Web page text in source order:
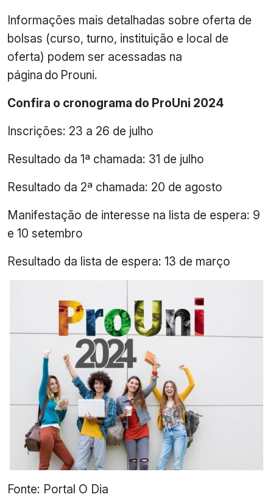
Informações mais detalhadas sobre oferta de
bolsas (curso, turno, instituição e local de
oferta) podem ser acessadas na
página do Prouni.
Confira o cronograma do ProUni 2024
Inscrições: 23 a 26 de julho
Resultado da 1ª chamada: 31 de julho
Resultado da 2ª chamada: 20 de agosto
Manifestação de interesse na lista de espera: 9
e 10 setembro
Resultado da lista de espera: 13 de março
Fonte: Portal O Dia